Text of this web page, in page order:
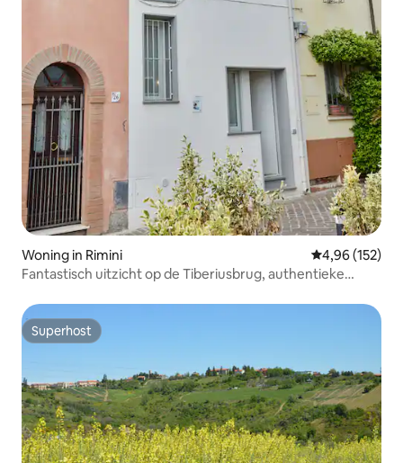
Woning in Rimini Gemiddelde
4,96 (152)
Fantastisch uitzicht op de Tiberiusbrug, authentieke
Superhost
Superhost